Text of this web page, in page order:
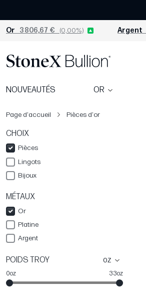
Or 3 806,67 € (0,00%) Argent
NOUVEAUTÉS OR
Page d'accueil Pièces d'or
CHOIX
Pièces
Lingots
Bijoux
MÉTAUX
Or
Platine
Argent
POIDS TROY oz
0oz 33oz